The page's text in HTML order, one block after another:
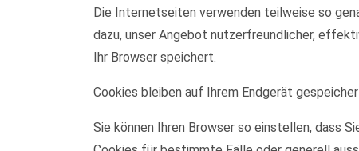
Die Internetseiten verwenden teilweise so
dazu, unser Angebot nutzerfreundlicher,
Ihr Browser speichert.
Cookies bleiben auf Ihrem Endgerät
Sie können Ihren Browser so einstellen, dass